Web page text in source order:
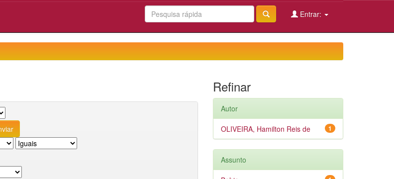
Entrar:
Refinar
Autor
1
OLIVEIRA, Hamilton Reis de
Assunto